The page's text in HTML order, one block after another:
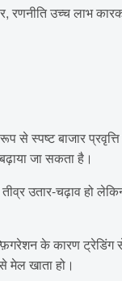
उच्च लाभ
स्पष्ट बाजार
जा सकता है।
चढ़ाव हो लेकिन
के कारण
मेल खाता हो।